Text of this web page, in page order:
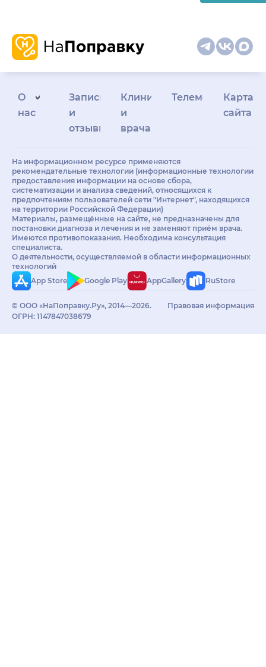
О
нас
Запись
и
отзывы
Клиникам
и
врачам
Телемедицина
Карта
сайта
На информационном ресурсе применяются
рекомендательные технологии (информационные технологии
предоставления информации на основе сбора,
систематизации и анализа сведений, относящихся к
предпочтениям пользователей сети "Интернет", находящихся
на территории Российской Федерации)
Материалы, размещённые на сайте, не предназначены для
постановки диагноза и лечения и не заменяют приём врача.
Имеются противопоказания. Необходима консультация
специалиста.
О деятельности, осуществляемой в области информационных
технологий
App Store
Google Play AppGallery RuStore
© ООО «НаПоправку.Ру», 2014—2026.
ОГРН: 1147847038679
Правовая информация